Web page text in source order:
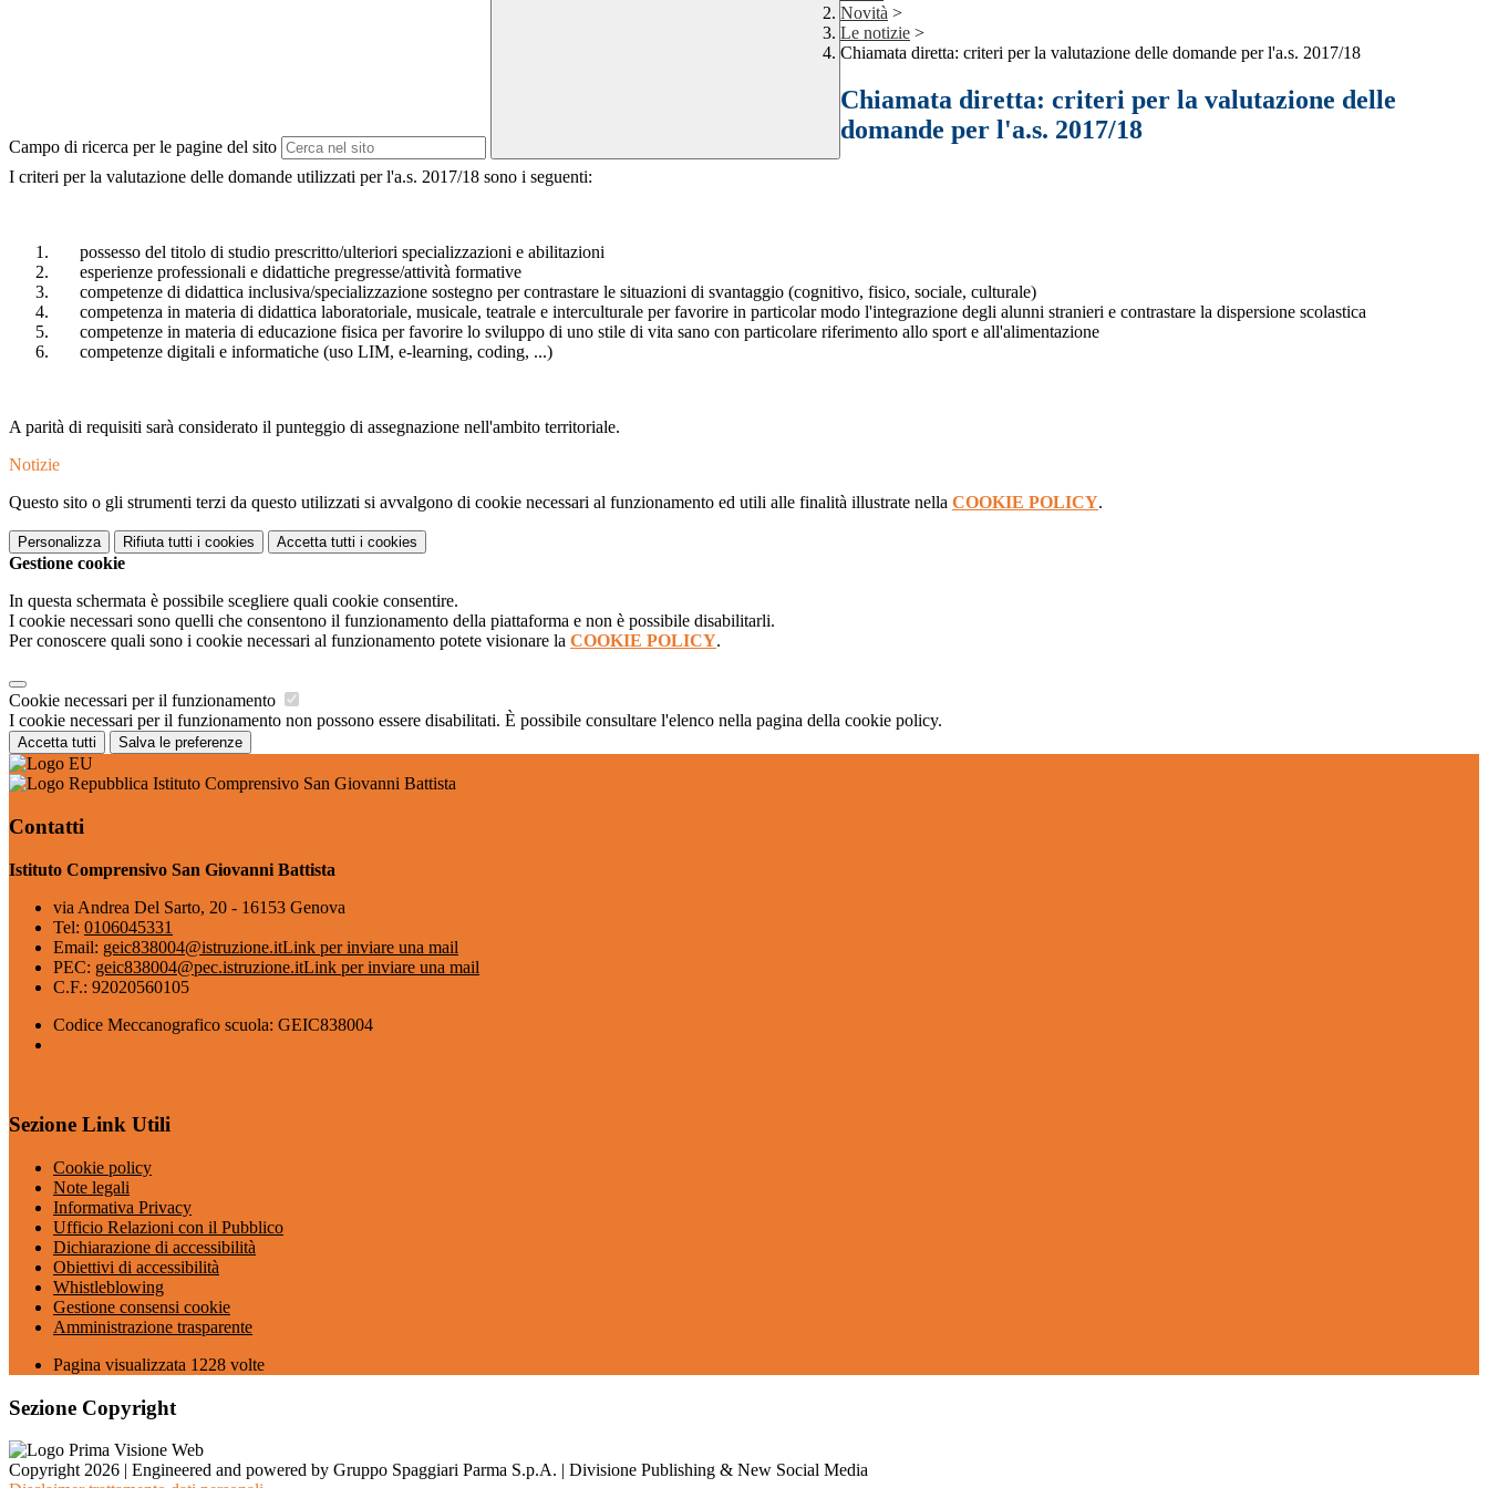
Campo di ricerca per le pagine del sito
Novità >
Le notizie >
Chiamata diretta: criteri per la valutazione delle domande per l'a.s. 2017/18
Chiamata diretta: criteri per la valutazione delle
domande per l'a.s. 2017/18
I criteri per la valutazione delle domande utilizzati per l'a.s. 2017/18 sono i seguenti:
possesso del titolo di studio prescritto/ulteriori specializzazioni e abilitazioni
esperienze professionali e didattiche pregresse/attività formative
competenze di didattica​ inclusiva/specializzazione sostegno per contrastare le situazioni di svantaggio (cognitivo, fisico, sociale, culturale)
competenza in materia di didattica laboratoriale, musicale, teatrale e interculturale per favorire in particolar modo l'integrazione degli alunni stranieri e contrastare la dispersione scolastica
competenze in materia di educazione fisica per favorire lo sviluppo di uno stile di vita sano con particolare riferimento allo sport e all'alimentazione
competenze digitali e informatiche (uso LIM, e-learning, coding, ...)
A parità di requisiti sarà considerato il punteggio di assegnazione nell'ambito territoriale.
Notizie
Questo sito o gli strumenti terzi da questo utilizzati si avvalgono di cookie necessari al funzionamento ed utili alle finalità illustrate nella COOKIE POLICY.
Personalizza Rifiuta tutti i cookies Accetta tutti i cookies
Gestione cookie
In questa schermata è possibile scegliere quali cookie consentire.
I cookie necessari sono quelli che consentono il funzionamento della piattaforma e non è possibile disabilitarli.
Per conoscere quali sono i cookie necessari al funzionamento potete visionare la COOKIE POLICY.
Cookie necessari per il funzionamento
I cookie necessari per il funzionamento non possono essere disabilitati. È possibile consultare l'elenco nella pagina della cookie policy.
Accetta tutti Salva le preferenze
Istituto Comprensivo San Giovanni Battista
Contatti
Istituto Comprensivo San Giovanni Battista
via Andrea Del Sarto, 20 - 16153 Genova
Tel: 0106045331
Email: geic838004@istruzione.itLink per inviare una mail
PEC: geic838004@pec.istruzione.itLink per inviare una mail
C.F.: 92020560105
Codice Meccanografico scuola: GEIC838004
Sezione Link Utili
Cookie policy
Note legali
Informativa Privacy
Ufficio Relazioni con il Pubblico
Dichiarazione di accessibilità
Obiettivi di accessibilità
Whistleblowing
Gestione consensi cookie
Amministrazione trasparente
Pagina visualizzata 1228 volte
Sezione Copyright
Copyright 2026 | Engineered and powered by Gruppo Spaggiari Parma S.p.A. | Divisione Publishing & New Social Media